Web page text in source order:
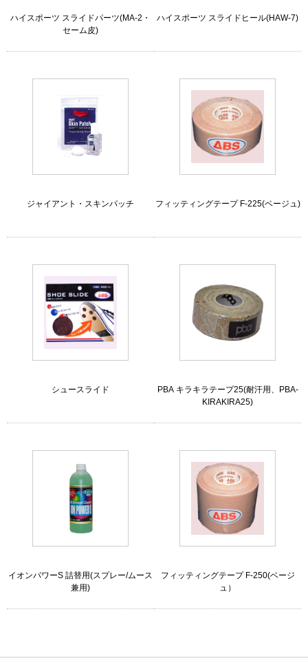
ハイスポーツ スライドパーツ(MA-2・
セーム皮)
ハイスポーツ スライドヒール(HAW-7)
ジャイアント・スキンパッチ フィッティングテープ F-225(ベージュ)
シュースライド
PBA キラキラテープ25(耐汗用、PBA-
KIRAKIRA25)
イオンパワーS 詰替用(スプレー/ムース
兼用)
フィッティングテープ F-250(ベージ
ュ）